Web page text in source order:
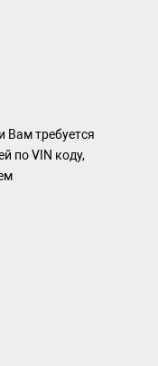
Вам требуется
по VIN коду,